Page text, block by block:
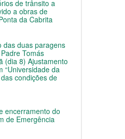
de trânsito a
a obras de
da Cabrita
das duas paragens
Tomás
(dia 8) Ajustamento
“Universidade da
condições de
encerramento do
de Emergência